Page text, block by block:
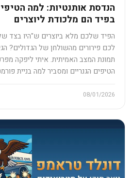
הנדסת אותנטיות: למה
בפיד הם מלכודת ליוצרים
הפיד שלכם מלא ביוצרים ש"היו בצד
לכם פירורים מהשולחן של הגדולים?
תמונת המצב האמיתית. איתי ליפקה
הטיפים הגנריים ומסביר למה בניית
08/01/2026